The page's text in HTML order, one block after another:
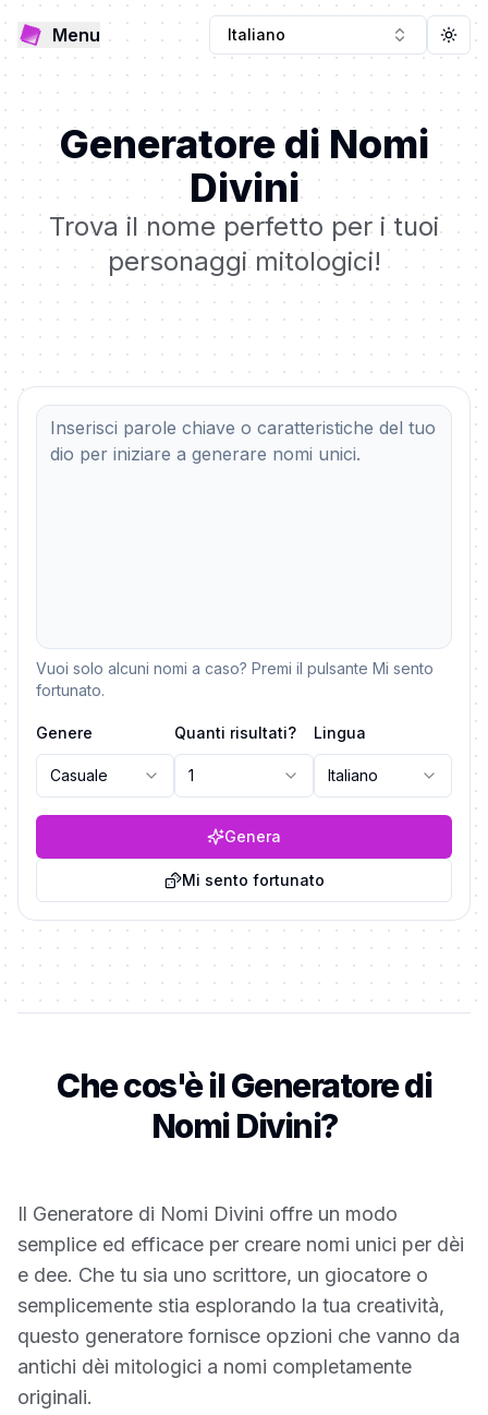
Menu Italiano
Generatore di Nomi
Divini
Trova il nome perfetto per i tuoi
personaggi mitologici!
Vuoi solo alcuni nomi a caso? Premi il pulsante Mi sento
fortunato.
Genere
Casuale
Quanti risultati?
1
Lingua
Italiano
Genera
Mi sento fortunato
Che cos'è il Generatore di
Nomi Divini?
Il Generatore di Nomi Divini offre un modo
semplice ed efficace per creare nomi unici per dèi
e dee. Che tu sia uno scrittore, un giocatore o
semplicemente stia esplorando la tua creatività,
questo generatore fornisce opzioni che vanno da
antichi dèi mitologici a nomi completamente
originali.